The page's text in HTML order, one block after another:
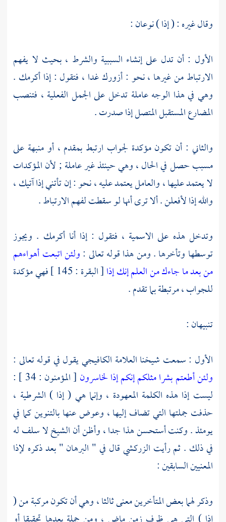
وقال غيره : ( إذا ) نوعان :
الأول : أن تدل على إنشاء السببية والشرط ، بحيث لا يفهم
الارتباط من غيرها ، نحو : أزورك غدا ، فتقول : إذا أكرمك .
وهي في هذا الوجه عاملة تدخل على الجمل الفعلية ، فتنصب
المضارع المستقبل المتصل إذا صدرت .
والثاني : أن تكون مؤكدة لجواب ارتبط بمقدم ، أو منبهة على
مسبب حصل في الحال ، وهي حينئذ غير عاملة ; لأن المؤكدات
لا يعتمد عليها ، والعامل يعتمد عليه ، نحو : إن تأتني إذا آتيك ،
والله إذا لأفعلن . ألا ترى أنها لو سقطت لفهم الارتباط .
وتدخل هذه على الاسمية ، فتقول : إذا أنا أكرمك . ويجوز
توسطها وتأخرها . ومن هذا قوله تعالى :ولئن اتبعت أهواءهم
من بعد ما جاءك من العلم إنك إذا
[ البقرة : 145 ] فهي مؤكدة
للجواب ، مرتبطة بما تقدم .
تنبيهان :
الأول : سمعت شيخنا العلامة الكافيجييقول في قوله تعالى :
ولئن أطعتم بشرا مثلكم إنكم إذا لخاسرون
[ المؤمنون : 34 ] :
ليست إذا هذه الكلمة المعهودة ، وإنما هي ( إذا ) الشرطية ،
حذفت جملتها التي تضاف إليها ، وعوض عنها بالتنوين كما في
يومئذ . وكنت أستحسن هذا جدا ، وأظن أن الشيخ لا سلف له
في ذلك . ثم رأيت الزركشيقال في " البرهان " بعد ذكره لإذا
المعنيين السابقين :
وذكر لهما بعض المتأخرين معنى ثالثا ، وهي أن تكون مركبة من (